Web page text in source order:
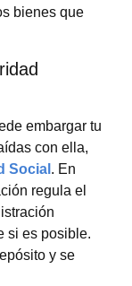
bienes que
embargar tu
con ella,
Social . En
regula el
si es posible.
y se